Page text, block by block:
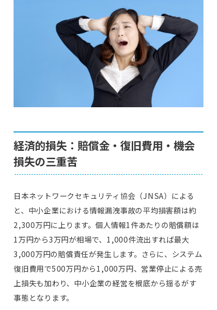
経済的損失：賠償金・復旧費用・機会
損失の三重苦
日本ネットワークセキュリティ協会（JNSA）による
と、中小企業における情報漏洩事故の平均損害額は約
2,300万円に上ります。個人情報1件あたりの賠償額は
1万円から3万円が相場で、1,000件流出すれば最大
3,000万円の賠償責任が発生します。さらに、システム
復旧費用で500万円から1,000万円、営業停止による売
上損失も加わり、中小企業の経営を根底から揺るがす
事態となります。